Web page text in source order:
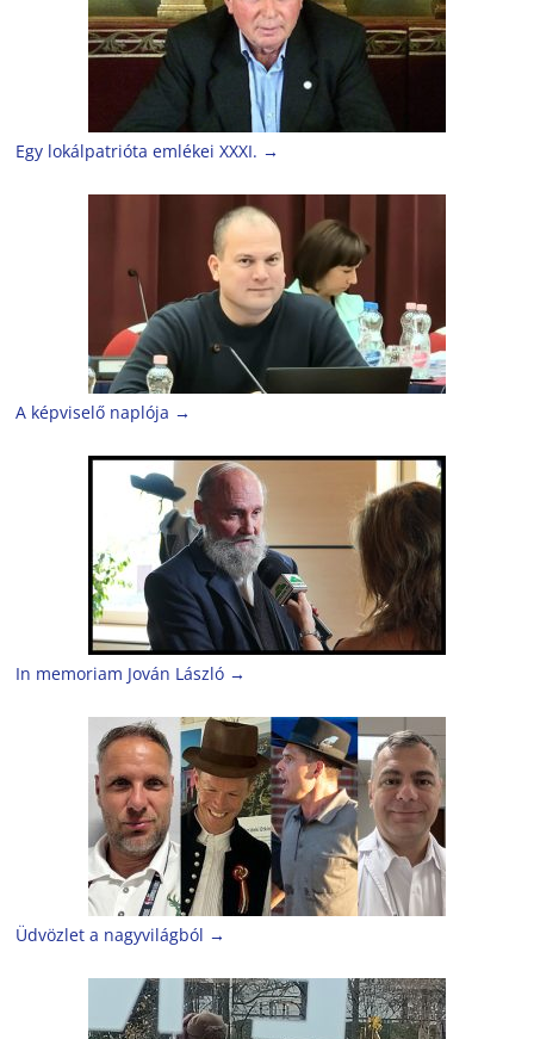
Egy lokálpatrióta emlékei XXXI. →
A képviselő naplója →
In memoriam Jován László →
Üdvözlet a nagyvilágból →